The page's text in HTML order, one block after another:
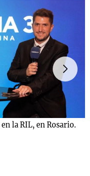
la RIL, en Rosario.